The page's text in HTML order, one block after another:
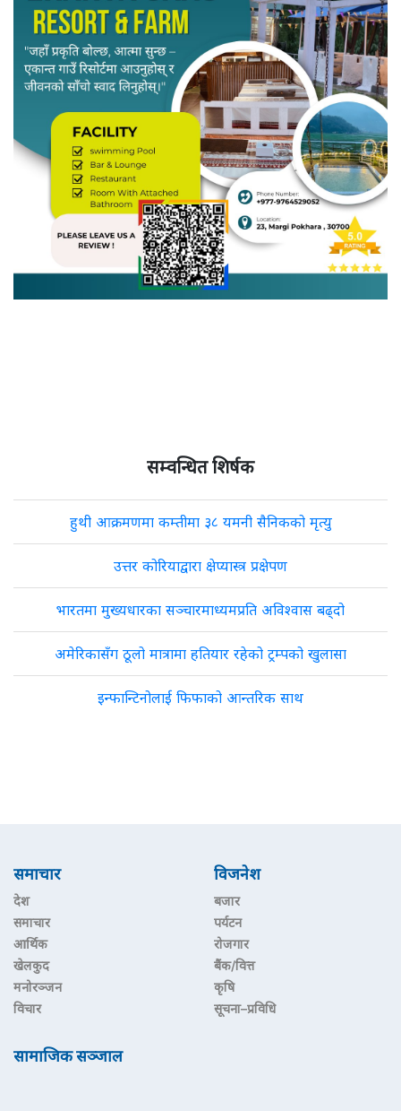
सम्वन्धित शिर्षक
हुथी आक्रमणमा कम्तीमा ३८ यमनी सैनिकको मृत्यु
उत्तर कोरियाद्वारा क्षेप्यास्त्र प्रक्षेपण
भारतमा मुख्यधारका सञ्चारमाध्यमप्रति अविश्वास बढ्दो
अमेरिकासँग ठूलो मात्रामा हतियार रहेको ट्रम्पको खुलासा
इन्फान्टिनोलाई फिफाको आन्तरिक साथ
समाचार
देश
समाचार
आर्थिक
खेलकुद
मनोरञ्जन
विचार
विजनेश
बजार
पर्यटन
रोजगार
बैंक/वित्त
कृषि
सूचना–प्रविधि
सामाजिक सञ्जाल